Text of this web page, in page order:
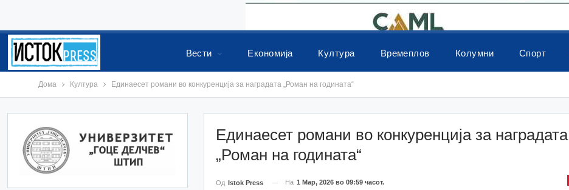
Вести Економија Култура Времеплов Колумни Спорт
Дома Култура Единаесет романи во конкуренција за наградата „Роман на годината“
Единаесет романи во конкуренција за наградата
„Роман на годината“
Од Istok Press На 1 Мар, 2026 во 09:59 часот.